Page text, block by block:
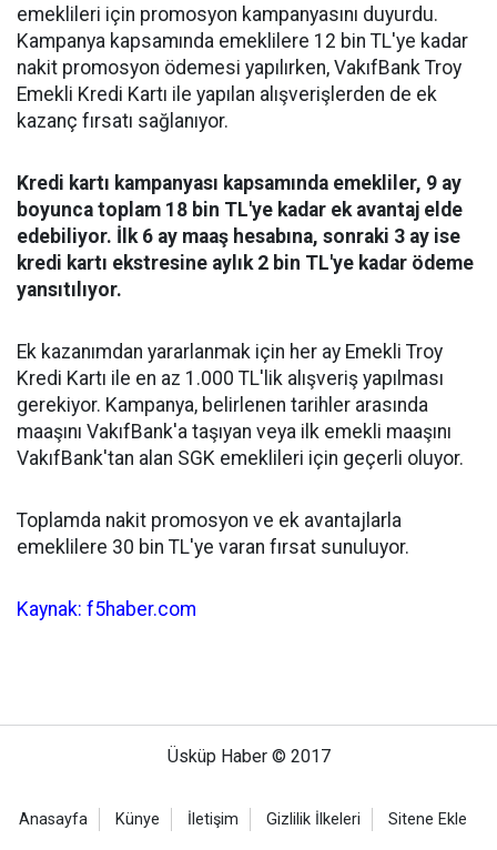
emeklileri için promosyon kampanyasını duyurdu.
Kampanya kapsamında emeklilere 12 bin TL'ye kadar
nakit promosyon ödemesi yapılırken, VakıfBank Troy
Emekli Kredi Kartı ile yapılan alışverişlerden de ek
kazanç fırsatı sağlanıyor.
Kredi kartı kampanyası kapsamında emekliler, 9 ay
boyunca toplam 18 bin TL'ye kadar ek avantaj elde
edebiliyor. İlk 6 ay maaş hesabına, sonraki 3 ay ise
kredi kartı ekstresine aylık 2 bin TL'ye kadar ödeme
yansıtılıyor.
Ek kazanımdan yararlanmak için her ay Emekli Troy
Kredi Kartı ile en az 1.000 TL'lik alışveriş yapılması
gerekiyor. Kampanya, belirlenen tarihler arasında
maaşını VakıfBank'a taşıyan veya ilk emekli maaşını
VakıfBank'tan alan SGK emeklileri için geçerli oluyor.
Toplamda nakit promosyon ve ek avantajlarla
emeklilere 30 bin TL'ye varan fırsat sunuluyor.
Kaynak: f5haber.com
Üsküp Haber © 2017
Anasayfa Künye İletişim Gizlilik İlkeleri Sitene Ekle